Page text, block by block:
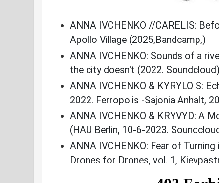
ANNA IVCHENKO //CARELIS:
Apollo Village (2025,Bandcamp,)
ANNA IVCHENKO: Sounds of a
the city doesn't (2022.
ANNA IVCHENKO & KYRYLO S:
2022. Ferropolis -Sajonia Anhalt,
ANNA IVCHENKO & KRYVYD: A
(HAU Berlin, 10-6-2023.
ANNA IVCHENKO: Fear of
Drones for Drones, vol. 1,